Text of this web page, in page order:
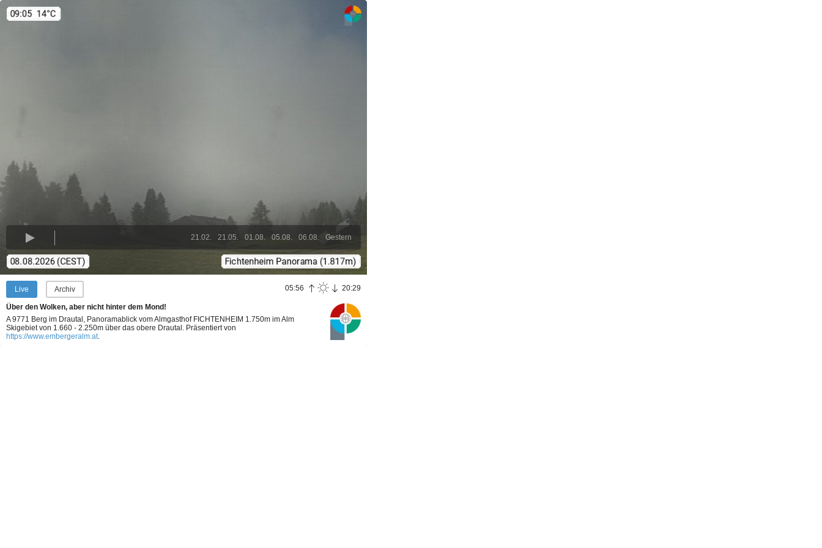
Gestern
06.08.
05.08.
01.08.
21.05.
21.02.
Live Archiv 05:56 20:29
Über den Wolken, aber nicht hinter dem Mond!
A 9771 Berg im Drautal, Panoramablick vom Almgasthof FICHTENHEIM 1.750m im Alm
Skigebiet von 1.660 - 2.250m über das obere Drautal. Präsentiert von
https://www.embergeralm.at.